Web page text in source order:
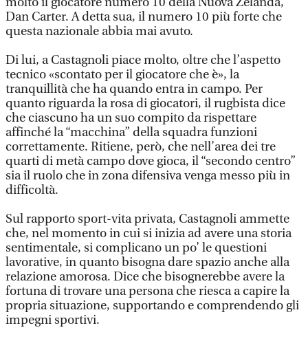
Dan Carter. A detta sua, il numero 10 più forte che
questa nazionale abbia mai avuto.
Di lui, a Castagnoli piace molto, oltre che l’aspetto
tecnico «scontato per il giocatore che è», la
tranquillità che ha quando entra in campo. Per
quanto riguarda la rosa di giocatori, il rugbista dice
che ciascuno ha un suo compito da rispettare
affinché la “macchina” della squadra funzioni
correttamente. Ritiene, però, che nell’area dei tre
quarti di metà campo dove gioca, il “secondo centro”
sia il ruolo che in zona difensiva venga messo più in
difficoltà.
Sul rapporto sport-vita privata, Castagnoli ammette
che, nel momento in cui si inizia ad avere una storia
sentimentale, si complicano un po’ le questioni
lavorative, in quanto bisogna dare spazio anche alla
relazione amorosa. Dice che bisognerebbe avere la
fortuna di trovare una persona che riesca a capire la
propria situazione, supportando e comprendendo gli
impegni sportivi.